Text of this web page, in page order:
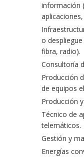
información
o
fibra, radio).
Consultoría
Producción
de equipos
Producción
Técnico de
telemáticos.
Gestión y
Energías